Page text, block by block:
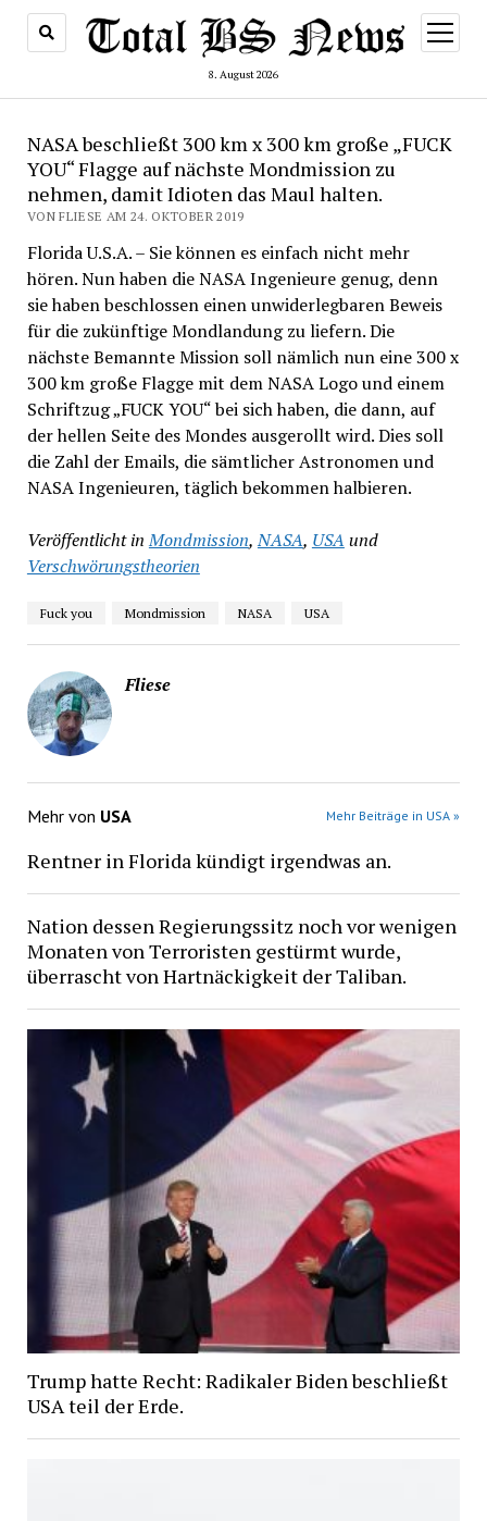
8. August 2026
Menü
öffnen
NASA beschließt 300 km x 300 km große „FUCK
YOU“ Flagge auf nächste Mondmission zu
nehmen, damit Idioten das Maul halten.
VON FLIESE AM 24. OKTOBER 2019
Florida U.S.A. – Sie können es einfach nicht mehr
hören. Nun haben die NASA Ingenieure genug, denn
sie haben beschlossen einen unwiderlegbaren Beweis
für die zukünftige Mondlandung zu liefern. Die
nächste Bemannte Mission soll nämlich nun eine 300 x
300 km große Flagge mit dem NASA Logo und einem
Schriftzug „FUCK YOU“ bei sich haben, die dann, auf
der hellen Seite des Mondes ausgerollt wird. Dies soll
die Zahl der Emails, die sämtlicher Astronomen und
NASA Ingenieuren, täglich bekommen halbieren.
Veröffentlicht in Mondmission,NASA, USA und
Verschwörungstheorien
Fuck you Mondmission NASA USA
Fliese
Mehr von USA Mehr Beiträge in USA »
Rentner in Florida kündigt irgendwas an.
Nation dessen Regierungssitz noch vor wenigen
Monaten von Terroristen gestürmt wurde,
überrascht von Hartnäckigkeit der Taliban.
Trump hatte Recht: Radikaler Biden beschließt
USA teil der Erde.